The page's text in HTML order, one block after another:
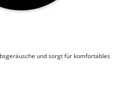
und sorgt für komfortables